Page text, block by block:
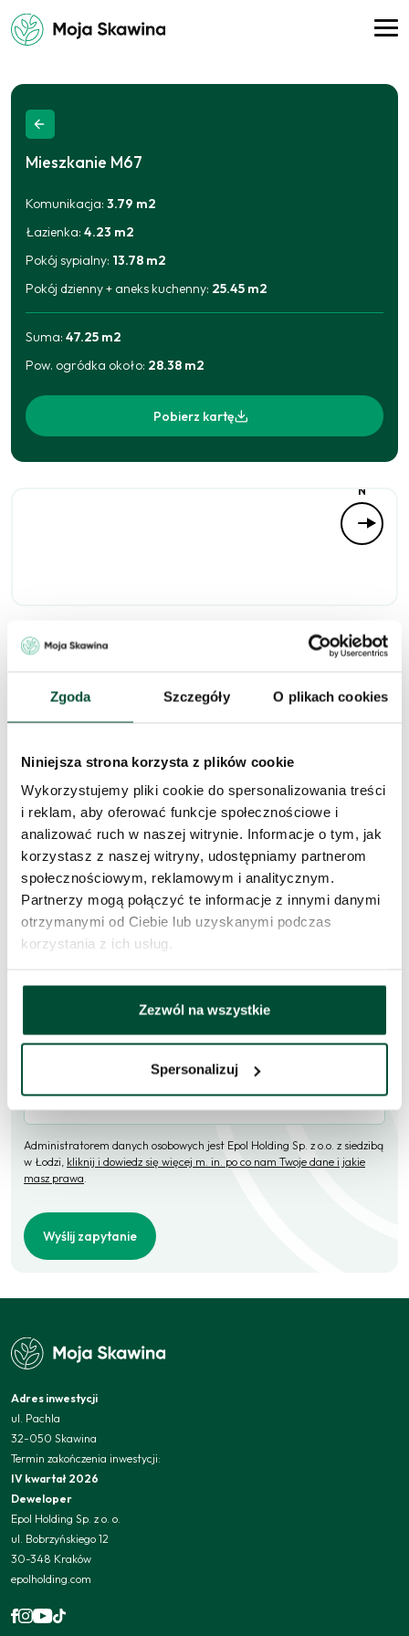
Zgoda Szczegóły O plikach cookies
Niniejsza strona korzysta z plików cookie
Wykorzystujemy pliki cookie do spersonalizowania treści
i reklam, aby oferować funkcje społecznościowe i
analizować ruch w naszej witrynie. Informacje o tym, jak
korzystasz z naszej witryny, udostępniamy partnerom
społecznościowym, reklamowym i analitycznym.
Partnerzy mogą połączyć te informacje z innymi danymi
otrzymanymi od Ciebie lub uzyskanymi podczas
korzystania z ich usług.
Zezwól na wszystkie
Spersonalizuj
Mieszkanie M67
Komunikacja:3.79 m2
Łazienka:4.23 m2
Pokój sypialny: 13.78 m2
Pokój dzienny + aneks kuchenny: 25.45 m2
Suma:47.25 m2
Pow. ogródka około: 28.38 m2
Pobierz kartę
N
Zapytaj o to
mieszkanie
Skorzystaj z formularza i przekaż naszym doradcom prośbę o
kontakt w sprawie tego mieszkania.
Skontaktujemy się w przeciągu 1 dnia roboczego.
Imię i nazwisko
Administratorem danych osobowych jest Epol Holding Sp. z o.o. z siedzibą
w Łodzi, kliknij i dowiedz się więcej m. in. po co nam Twoje dane i jakie
masz prawa.
Wyślij zapytanie
Adres inwestycji
ul. Pachla
32-050 Skawina
Termin zakończenia inwestycji:
IV kwartał 2026
Deweloper
Epol Holding Sp. z o. o.
ul. Bobrzyńskiego 12
30-348 Kraków
epolholding.com